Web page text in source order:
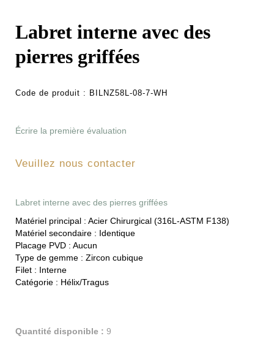
Labret interne avec des
pierres griffées
Code de produit : BILNZ58L-08-7-WH
Écrire la première évaluation
Veuillez nous contacter
Labret interne avec des pierres griffées
Matériel principal : Acier Chirurgical (316L-ASTM F138)
Matériel secondaire : Identique
Placage PVD : Aucun
Type de gemme : Zircon cubique
Filet : Interne
Catégorie : Hélix/Tragus
Quantité disponible : 9